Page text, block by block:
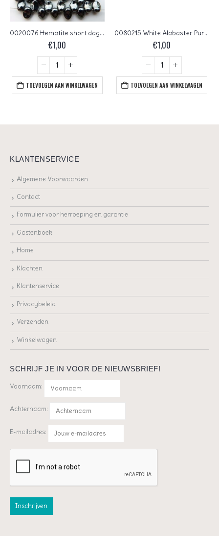
0020076 Hematite short daggerbead (Tulip petal ) 30 stuks
€1,00
TOEVOEGEN AAN WINKELWAGEN
0080215 White Alabaster Purple Iris Dagger Bead 14 Pc.
€1,00
TOEVOEGEN AAN WINKELWAGEN
KLANTENSERVICE
Algemene Voorwaarden
Contact
Formulier voor herroeping en garantie
Gastenboek
Home
Klachten
Klantenservice
Privacybeleid
Verzenden
Winkelwagen
SCHRIJF JE IN VOOR DE NIEUWSBRIEF!
Voornaam:
Achternaam:
E-mailadres: